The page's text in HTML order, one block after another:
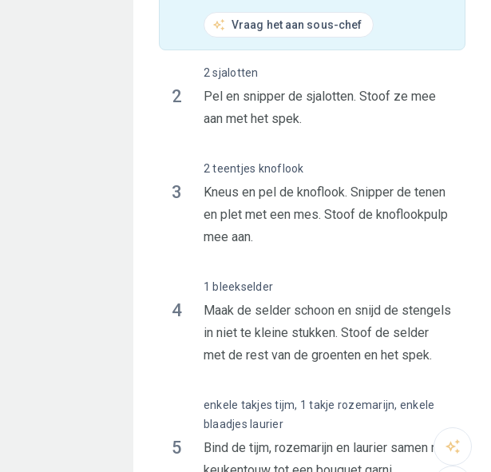
Vraag het aan sous-chef
2
Pel en snipper de sjalotten. Stoof ze mee
aan met het spek.
2 sjalotten
3
Kneus en pel de knoflook. Snipper de tenen
en plet met een mes. Stoof de knoflookpulp
mee aan.
2 teentjes knoflook
4
Maak de selder schoon en snijd de stengels
in niet te kleine stukken. Stoof de selder
met de rest van de groenten en het spek.
1 bleekselder
5
Bind de tijm, rozemarijn en laurier samen met
enkele takjes tijm, 1 takje rozemarijn, enkele
blaadjes laurier